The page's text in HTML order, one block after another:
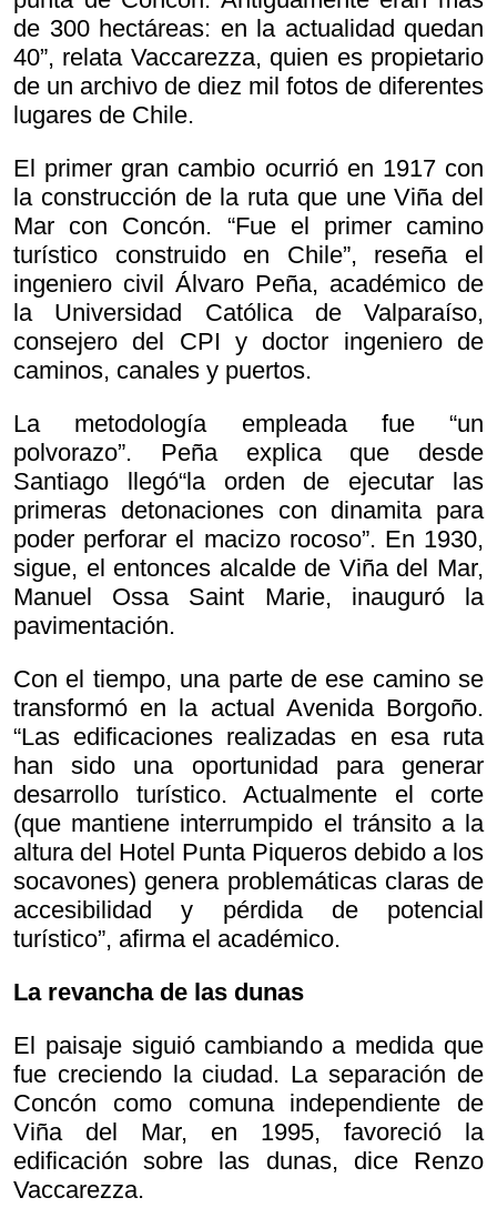
de 300 hectáreas: en la actualidad quedan
40”, relata Vaccarezza, quien es propietario
de un archivo de diez mil fotos de diferentes
lugares de Chile.
El primer gran cambio ocurrió en 1917 con
la construcción de la ruta que une Viña del
Mar con Concón. “Fue el primer camino
turístico construido en Chile”, reseña el
ingeniero civil Álvaro Peña, académico de
la Universidad Católica de Valparaíso,
consejero del CPI y doctor ingeniero de
caminos, canales y puertos.
La metodología empleada fue “un
polvorazo”. Peña explica que desde
Santiago llegó“la orden de ejecutar las
primeras detonaciones con dinamita para
poder perforar el macizo rocoso”. En 1930,
sigue, el entonces alcalde de Viña del Mar,
Manuel Ossa Saint Marie, inauguró la
pavimentación.
Con el tiempo, una parte de ese camino se
transformó en la actual Avenida Borgoño.
“Las edificaciones realizadas en esa ruta
han sido una oportunidad para generar
desarrollo turístico. Actualmente el corte
(que mantiene interrumpido el tránsito a la
altura del Hotel Punta Piqueros debido a los
socavones) genera problemáticas claras de
accesibilidad y pérdida de potencial
turístico”, afirma el académico.
La revancha de las dunas
El paisaje siguió cambiando a medida que
fue creciendo la ciudad. La separación de
Concón como comuna independiente de
Viña del Mar, en 1995, favoreció la
edificación sobre las dunas, dice Renzo
Vaccarezza.